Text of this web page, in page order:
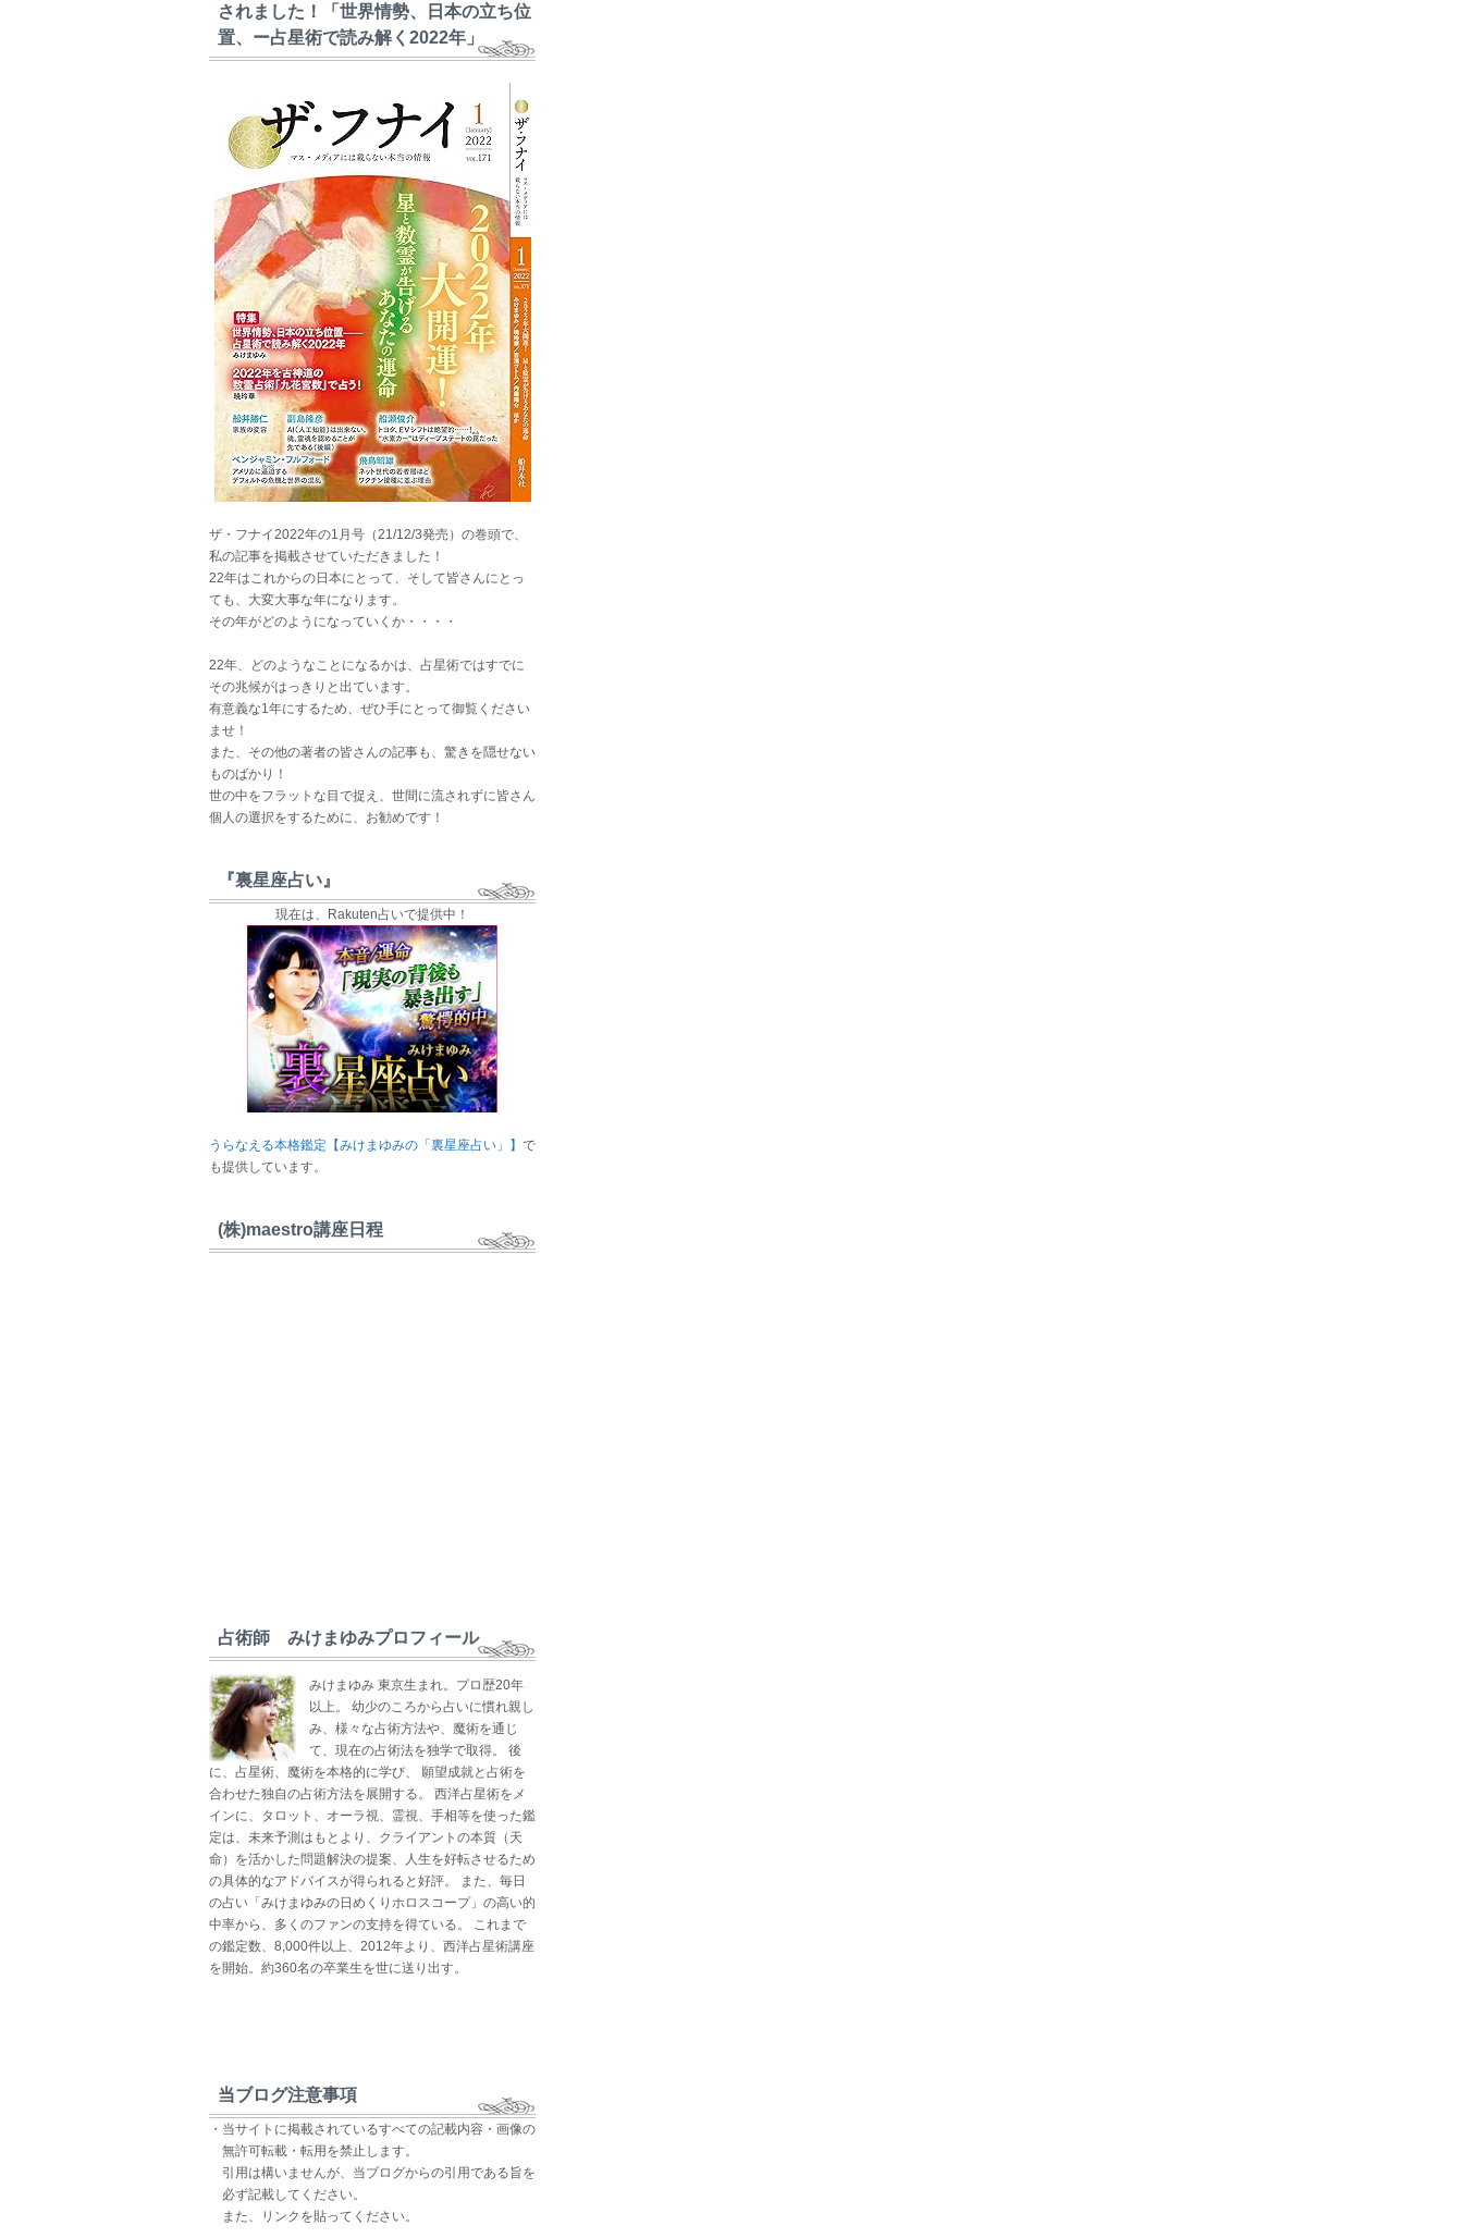
されました！「世界情勢、日本の立ち位
置、ー占星術で読み解く2022年」
ザ・フナイ2022年の1月号（21/12/3発売）の巻頭で、
私の記事を掲載させていただきました！
22年はこれからの日本にとって、そして皆さんにとっ
ても、大変大事な年になります。
その年がどのようになっていくか・・・・
22年、どのようなことになるかは、占星術ではすでに
その兆候がはっきりと出ています。
有意義な1年にするため、ぜひ手にとって御覧ください
ませ！
また、その他の著者の皆さんの記事も、驚きを隠せない
ものばかり！
世の中をフラットな目で捉え、世間に流されずに皆さん
個人の選択をするために、お勧めです！
『裏星座占い』
現在は、Rakuten占いで提供中！
うらなえる本格鑑定【みけまゆみの「裏星座占い」】 で
も提供しています。
(株)maestro講座日程
占術師 みけまゆみプロフィール
みけまゆみ 東京生まれ。プロ歴20年
以上。 幼少のころから占いに慣れ親し
み、様々な占術方法や、魔術を通じ
て、現在の占術法を独学で取得。 後
に、占星術、魔術を本格的に学び、 願望成就と占術を
合わせた独自の占術方法を展開する。 西洋占星術をメ
インに、タロット、オーラ視、霊視、手相等を使った鑑
定は、未来予測はもとより、クライアントの本質（天
命）を活かした問題解決の提案、人生を好転させるため
の具体的なアドバイスが得られると好評。 また、毎日
の占い「みけまゆみの日めくりホロスコープ」の高い的
中率から、多くのファンの支持を得ている。 これまで
の鑑定数、8,000件以上、2012年より、西洋占星術講座
を開始。約360名の卒業生を世に送り出す。
当ブログ注意事項
・当サイトに掲載されているすべての記載内容・画像の
無許可転載・転用を禁止します。
引用は構いませんが、当ブログからの引用である旨を
必ず記載してください。
また、リンクを貼ってください。